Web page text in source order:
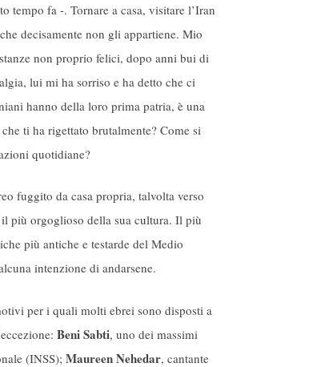
tempo fa -. Tornare a casa, visitare l’Iran
decisamente non gli appartiene. Mio
non proprio felici, dopo anni bui di
lui mi ha sorriso e ha detto che ci
hanno della loro prima patria, è una
ti ha rigettato brutalmente? Come si
quotidiane?
fuggito da casa propria, talvolta verso
più orgoglioso della sua cultura. Il più
più antiche e testarde del Medio
intenzione di andarsene.
per i quali molti ebrei sono disposti a
Beni Sabti, uno dei massimi
(INSS); Maureen Nehedar, cantante